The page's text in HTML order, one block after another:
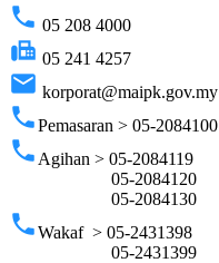
phone 05 208 4000
fax 05 241 4257
email korporat@maipk.gov.my
phonePemasaran > 05-2084100
phone Agihan > 05-2084119
05-2084120
05-2084130
phoneWakaf > 05-2431398
05-2431399